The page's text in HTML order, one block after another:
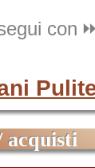
con
acquisti